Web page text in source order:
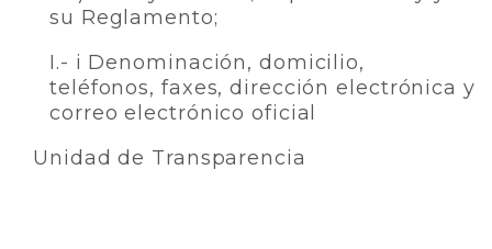
su Reglamento;
I.- i Denominación, domicilio,
teléfonos, faxes, dirección electrónica y
correo electrónico oficial
Unidad de Transparencia